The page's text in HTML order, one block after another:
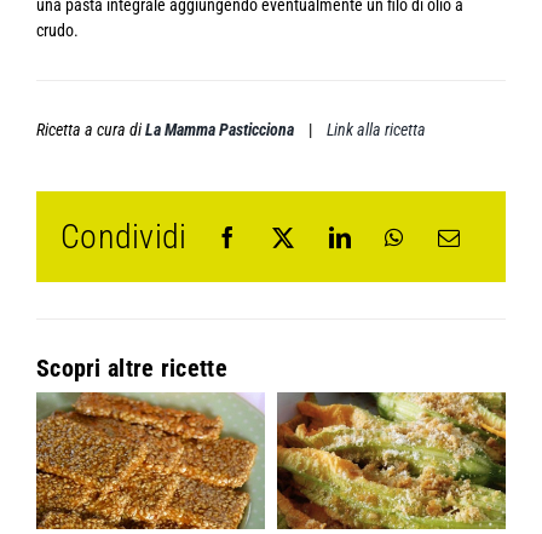
una pasta integrale aggiungendo eventualmente un filo di olio a
crudo.
Ricetta a cura diLa Mamma Pasticciona| Link alla ricetta
Condividi
Scopri altre ricette